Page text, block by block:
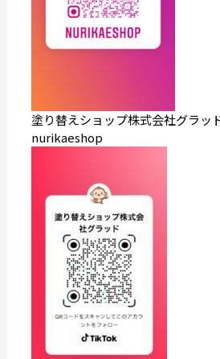
塗り替えショップ株式会社グラ
nurikaeshop